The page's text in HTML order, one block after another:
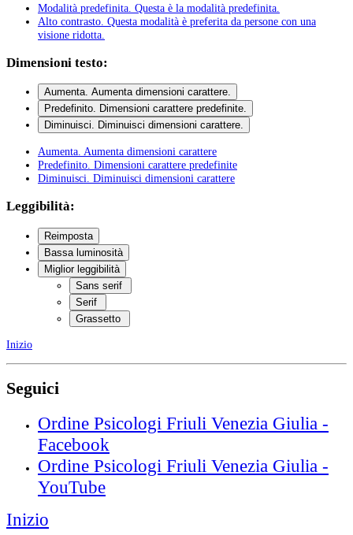
Modalità predefinita . Questa è la modalità predefinita.
Alto contrasto . Questa modalità è preferita da persone con una
visione ridotta.
Dimensioni testo:
Aumenta. Aumenta dimensioni carattere.
Predefinito. Dimensioni carattere predefinite.
Diminuisci. Diminuisci dimensioni carattere.
Aumenta . Aumenta dimensioni carattere
Predefinito . Dimensioni carattere predefinite
Diminuisci . Diminuisci dimensioni carattere
Leggibilità:
Reimposta
Bassa luminosità
Miglior leggibilità
Sans serif
Serif
Grassetto
Inizio
Seguici
Ordine Psicologi Friuli Venezia Giulia -
Facebook
Ordine Psicologi Friuli Venezia Giulia -
YouTube
Inizio